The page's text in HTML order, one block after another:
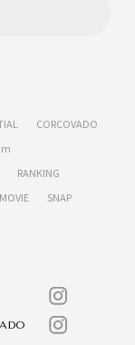
CORCOVADO
RANKING
MOVIE SNAP